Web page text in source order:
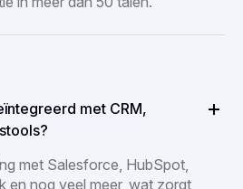
met CRM,
met Salesforce, HubSpot,
en nog veel meer, wat zorgt